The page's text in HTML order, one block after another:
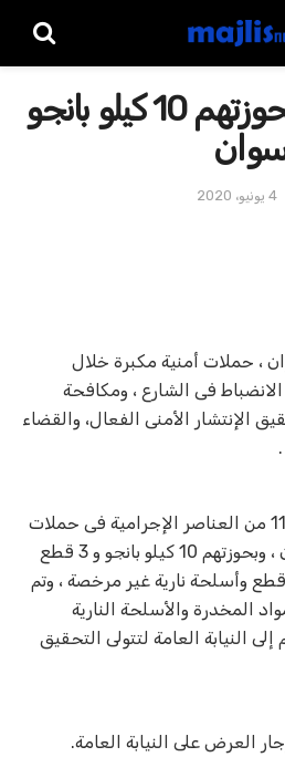
ضبط 11متهما بحوزتهم 10 كيلو بانجو
4 يونيو، 2020
، حملات أمنية مكبرة خلال
فى الشارع ، ومكافحة
الإنتشار الأمنى الفعال، والقضاء
وأسفرت الحملة عن ضبط 11 من العناصر الإجرامية فى حملات
متفرقة بدوائر مراكز أسوان ، وبحوزتهم 10 كيلو بانجو و 3 قطع
من الأسلحة البيضاء ، و6 قطع وأسلحة نارية غير مرخصة ، وتم
المخدرة والأسلحة النارية
النيابة العامة لتتولى التحقيق
العرض على النيابة العامة.